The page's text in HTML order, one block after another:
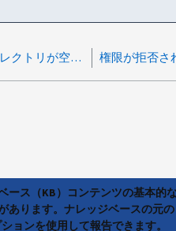
XCP syncがnfs3エラー66で失敗する ディレクトリが空ではない
ス（KB）コンテンツの基本的
ります。ナレッジベースの元
ョンを使用して報告できます。